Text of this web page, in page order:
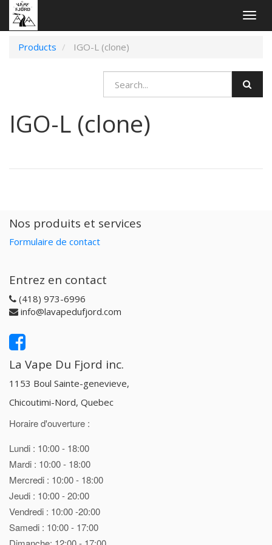
Products
IGO-L (clone)
IGO-L (clone)
Nos produits et services
Formulaire de contact
Entrez en contact
(418) 973-6996
info@lavapedufjord.com
La Vape Du Fjord inc.
1153 Boul Sainte-genevieve,
Chicoutimi-Nord, Quebec
Horaire d'ouverture :
Lundi : 10:00 - 18:00
Mardi : 10:00 - 18:00
Mercredi : 10:00 - 18:00
Jeudi : 10:00 - 20:00
Vendredi : 10:00 -20:00
Samedi : 10:00 - 17:00